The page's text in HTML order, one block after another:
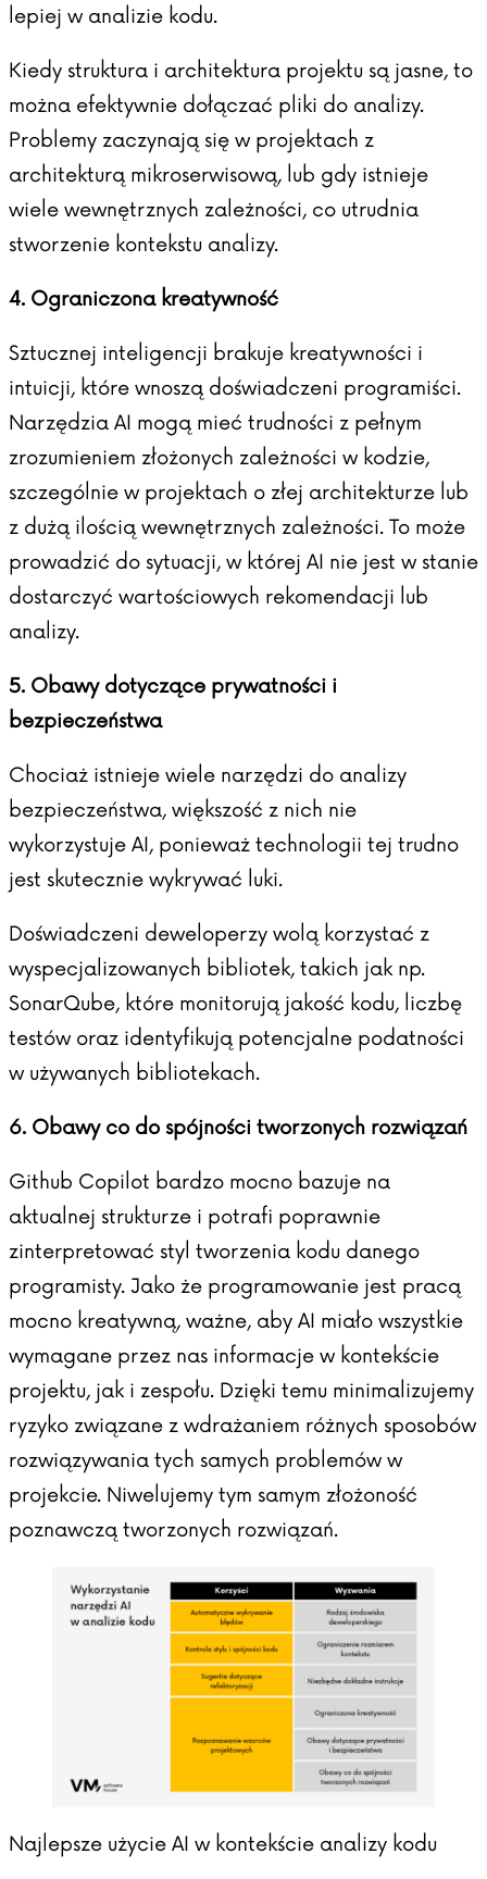
lepiej w analizie kodu.
Kiedy struktura i architektura projektu są jasne, to
można efektywnie dołączać pliki do analizy.
Problemy zaczynają się w projektach z
architekturą mikroserwisową, lub gdy istnieje
wiele wewnętrznych zależności, co utrudnia
stworzenie kontekstu analizy.
4. Ograniczona kreatywność
Sztucznej inteligencji brakuje kreatywności i
intuicji, które wnoszą doświadczeni programiści.
Narzędzia AI mogą mieć trudności z pełnym
zrozumieniem złożonych zależności w kodzie,
szczególnie w projektach o złej architekturze lub
z dużą ilością wewnętrznych zależności. To może
prowadzić do sytuacji, w której AI nie jest w stanie
dostarczyć wartościowych rekomendacji lub
analizy.
5. Obawy dotyczące prywatności i
bezpieczeństwa
Chociaż istnieje wiele narzędzi do analizy
bezpieczeństwa, większość z nich nie
wykorzystuje AI, ponieważ technologii tej trudno
jest skutecznie wykrywać luki.
Doświadczeni deweloperzy wolą korzystać z
wyspecjalizowanych bibliotek, takich jak np.
SonarQube, które monitorują jakość kodu, liczbę
testów oraz identyfikują potencjalne podatności
w używanych bibliotekach.
6. Obawy co do spójności tworzonych rozwiązań
Github Copilot bardzo mocno bazuje na
aktualnej strukturze i potrafi poprawnie
zinterpretować styl tworzenia kodu danego
programisty. Jako że programowanie jest pracą
mocno kreatywną, ważne, aby AI miało wszystkie
wymagane przez nas informacje w kontekście
projektu, jak i zespołu. Dzięki temu minimalizujemy
ryzyko związane z wdrażaniem różnych sposobów
rozwiązywania tych samych problemów w
projekcie. Niwelujemy tym samym złożoność
poznawczą tworzonych rozwiązań.
Najlepsze użycie AI w kontekście analizy kodu